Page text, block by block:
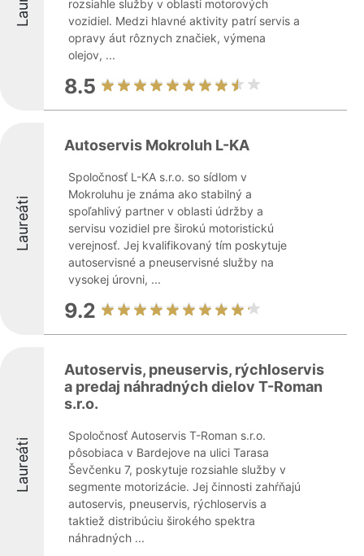
rozsiahle služby v oblasti motorových
vozidiel. Medzi hlavné aktivity patrí servis a
opravy áut rôznych značiek, výmena
olejov, ...
8.5
Laureáti
Autoservis Mokroluh L-KA
Spoločnosť L-KA s.r.o. so sídlom v
Mokroluhu je známa ako stabilný a
spoľahlivý partner v oblasti údržby a
servisu vozidiel pre širokú motoristickú
verejnosť. Jej kvalifikovaný tím poskytuje
autoservisné a pneuservisné služby na
vysokej úrovni, ...
9.2
Laureáti
Autoservis, pneuservis, rýchloservis
a predaj náhradných dielov T-Roman
s.r.o.
Spoločnosť Autoservis T-Roman s.r.o.
pôsobiaca v Bardejove na ulici Tarasa
Ševčenku 7, poskytuje rozsiahle služby v
segmente motorizácie. Jej činnosti zahŕňajú
autoservis, pneuservis, rýchloservis a
taktiež distribúciu širokého spektra
náhradných ...